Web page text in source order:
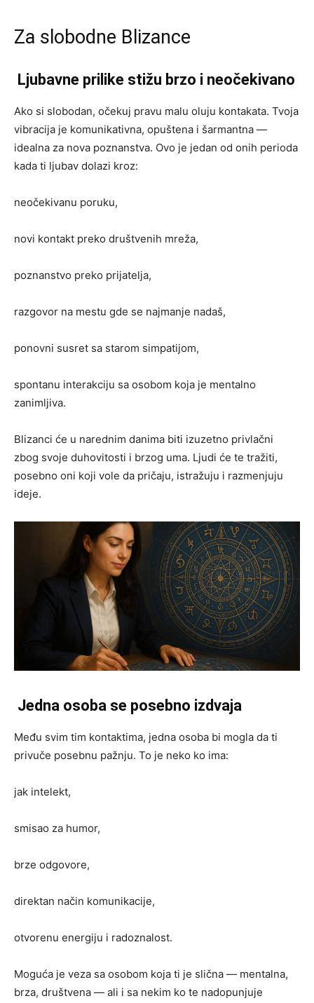
Za slobodne Blizance
Ljubavne prilike stižu brzo i neočekivano
Ako si slobodan, očekuj pravu malu oluju kontakata. Tvoja
vibracija je komunikativna, opuštena i šarmantna —
idealna za nova poznanstva. Ovo je jedan od onih perioda
kada ti ljubav dolazi kroz:
neočekivanu poruku,
novi kontakt preko društvenih mreža,
poznanstvo preko prijatelja,
razgovor na mestu gde se najmanje nadaš,
ponovni susret sa starom simpatijom,
spontanu interakciju sa osobom koja je mentalno
zanimljiva.
Blizanci će u narednim danima biti izuzetno privlačni
zbog svoje duhovitosti i brzog uma. Ljudi će te tražiti,
posebno oni koji vole da pričaju, istražuju i razmenjuju
ideje.
Jedna osoba se posebno izdvaja
Među svim tim kontaktima, jedna osoba bi mogla da ti
privuče posebnu pažnju. To je neko ko ima:
jak intelekt,
smisao za humor,
brze odgovore,
direktan način komunikacije,
otvorenu energiju i radoznalost.
Moguća je veza sa osobom koja ti je slična — mentalna,
brza, društvena — ali i sa nekim ko te nadopunjuje